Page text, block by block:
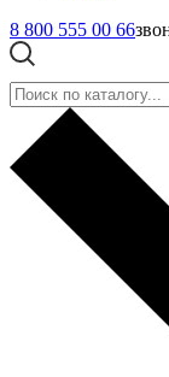
8 800 555 00 66